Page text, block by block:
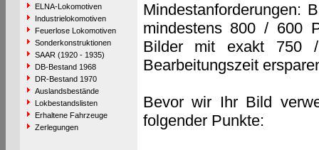
ELNA-Lokomotiven
Industrielokomotiven
Feuerlose Lokomotiven
Sonderkonstruktionen
SAAR (1920 - 1935)
DB-Bestand 1968
DR-Bestand 1970
Auslandsbestände
Lokbestandslisten
Erhaltene Fahrzeuge
Zerlegungen
Mindestanforderungen:
mindestens 800 / 600
Bilder mit exakt 750
Bearbeitungszeit
Bevor wir Ihr Bild
folgender Punkte: